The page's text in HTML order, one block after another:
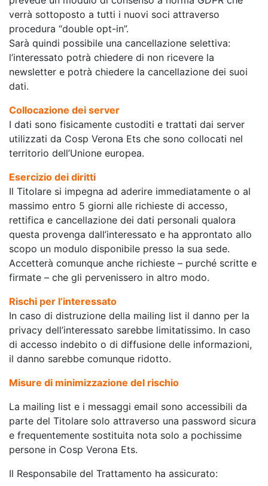
verrà sottoposto a tutti i nuovi soci attraverso
procedura “double opt-in”.
Sarà quindi possibile una cancellazione selettiva:
l’interessato potrà chiedere di non ricevere la
newsletter e potrà chiedere la cancellazione dei suoi
dati.
Collocazione dei server
I dati sono fisicamente custoditi e trattati dai server
utilizzati da Cosp Verona Ets che sono collocati nel
territorio dell’Unione europea.
Esercizio dei diritti
Il Titolare si impegna ad aderire immediatamente o al
massimo entro 5 giorni alle richieste di accesso,
rettifica e cancellazione dei dati personali qualora
questa provenga dall’interessato e ha approntato allo
scopo un modulo disponibile presso la sua sede.
Accetterà comunque anche richieste – purché scritte e
firmate – che gli pervenissero in altro modo.
Rischi per l’interessato
In caso di distruzione della mailing list il danno per la
privacy dell’interessato sarebbe limitatissimo. In caso
di accesso indebito o di diffusione delle informazioni,
il danno sarebbe comunque ridotto.
Misure di minimizzazione del rischio
La mailing list e i messaggi email sono accessibili da
parte del Titolare solo attraverso una password sicura
e frequentemente sostituita nota solo a pochissime
persone in Cosp Verona Ets.
Il Responsabile del Trattamento ha assicurato: